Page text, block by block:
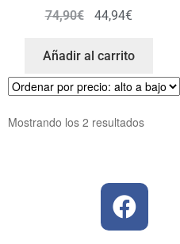
74,90€ 44,94€
Añadir al carrito
Mostrando los 2 resultados